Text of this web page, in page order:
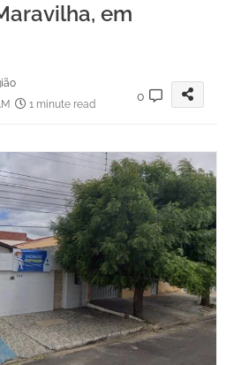
em
1 minute read
0